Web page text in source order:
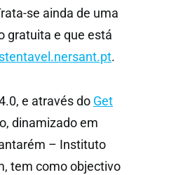
se ainda de uma
gratuita e que está
.
e através do Get
dinamizado em
– Instituto
tem como objectivo